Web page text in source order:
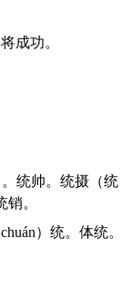
成功。
。
）统。体统。